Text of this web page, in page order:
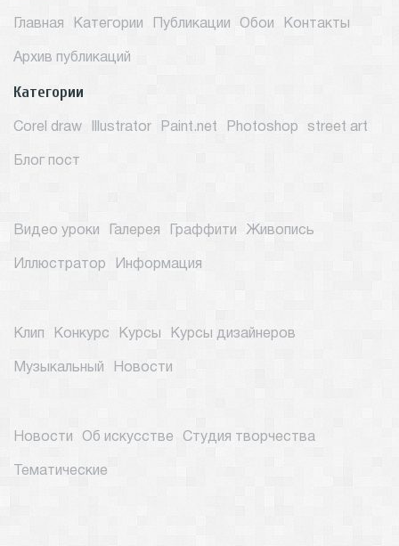
Главная Категории Публикации Обои Контакты
Архив публикаций
Категории
Corel draw Illustrator Paint.net Photoshop street art
Блог пост
Видео уроки Галерея Граффити Живопись
Иллюстратор Информация
Клип Конкурс Курсы Курсы дизайнеров
Музыкальный Новости
Новости Об искусстве Студия творчества
Тематические